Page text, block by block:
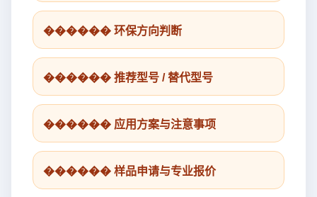
������ 环保方向判断
������ 推荐型号 / 替代型号
������ 应用方案与注意事项
������ 样品申请与专业报价